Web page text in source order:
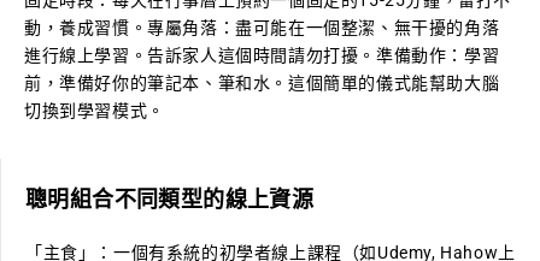
動，養成習慣。專屬角落：盡可能在一個整潔、無干擾的角落
進行線上學習。告訴家人這個時間請勿打擾。準備動作：學習
前，準備好你的筆記本、筆和水。這個簡單的儀式能幫助大腦
切換到學習模式。
聰明組合不同類型的線上資源
「主食」：一個有系統的初學者線上課程（如Udemy, Hahow上